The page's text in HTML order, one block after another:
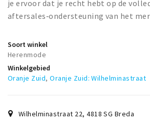
je ervoor dat je recht hebt op de
aftersales‑ondersteuning van het
Soort winkel
Herenmode
Winkelgebied
Oranje Zuid,Oranje Zuid: Wilhelminastraat
Wilhelminastraat 22,4818 SG Breda